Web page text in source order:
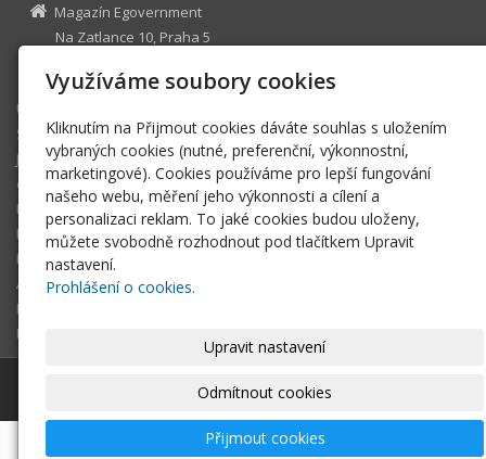
Magazín Egovernment
Na Zatlance 10, Praha 5
egovernment@egovernment.cz
Úvodní stránka
STUDIO
JIHLAVA
eOSOBNOST
ROK INFORMATIKY
MIKULOV
EGOVERNMENT THE BEST
ARCHIV MAGAZÍNU
DOTAZ
REGISTRACE ČTENÁŘE
Magazín Egovernment|Mapa webu
s AI,
Využíváme soubory cookies
Kliknutím na Přijmout cookies dáváte souhlas s uložením
vybraných cookies (nutné, preferenční, výkonnostní,
marketingové). Cookies používáme pro lepší fungování
našeho webu, měření jeho výkonnosti a cílení a
personalizaci reklam. To jaké cookies budou uloženy,
můžete svobodně rozhodnout pod tlačítkem Upravit
nastavení.
Prohlášení o cookies.
Upravit nastavení
Odmítnout cookies
Přijmout cookies